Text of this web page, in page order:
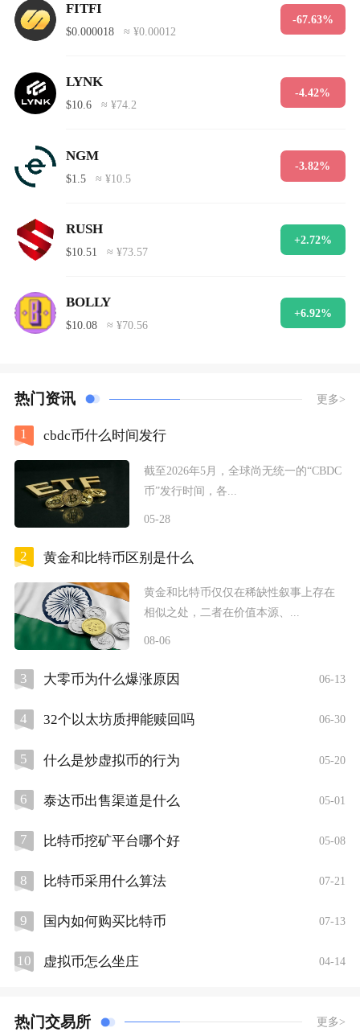
FITFI
$0.000018 ≈ ¥0.00012
-67.63%
LYNK
$10.6 ≈ ¥74.2
-4.42%
NGM
$1.5 ≈ ¥10.5
-3.82%
RUSH
$10.51 ≈ ¥73.57
+2.72%
BOLLY
$10.08 ≈ ¥70.56
+6.92%
热门资讯 更多>
1 cbdc币什么时间发行
截至2026年5月，全球尚无统一的“CBDC
币”发行时间，各...
05-28
2 黄金和比特币区别是什么
黄金和比特币仅仅在稀缺性叙事上存在
相似之处，二者在价值本源、...
08-06
3 大零币为什么爆涨原因 06-13
4 32个以太坊质押能赎回吗 06-30
5 什么是炒虚拟币的行为 05-20
6 泰达币出售渠道是什么 05-01
7 比特币挖矿平台哪个好 05-08
8 比特币采用什么算法 07-21
9 国内如何购买比特币 07-13
10 虚拟币怎么坐庄 04-14
热门交易所 更多>